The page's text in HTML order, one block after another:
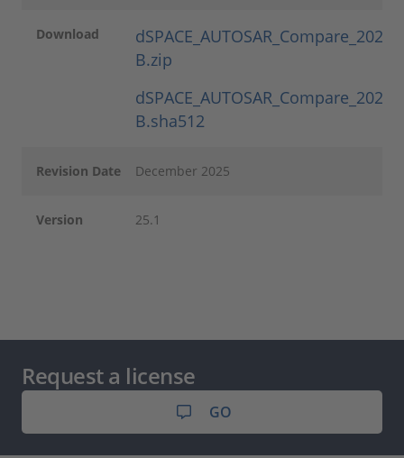
Download
dSPACE_AUTOSAR_Compare_2025-
B.zip
dSPACE_AUTOSAR_Compare_2025-
B.sha512
Revision Date December 2025
Version 25.1
Request a license
GO